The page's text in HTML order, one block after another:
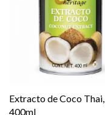
Extracto de Coco Thai,
400ml